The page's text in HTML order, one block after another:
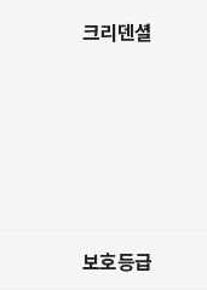
크리덴셜
보호등급